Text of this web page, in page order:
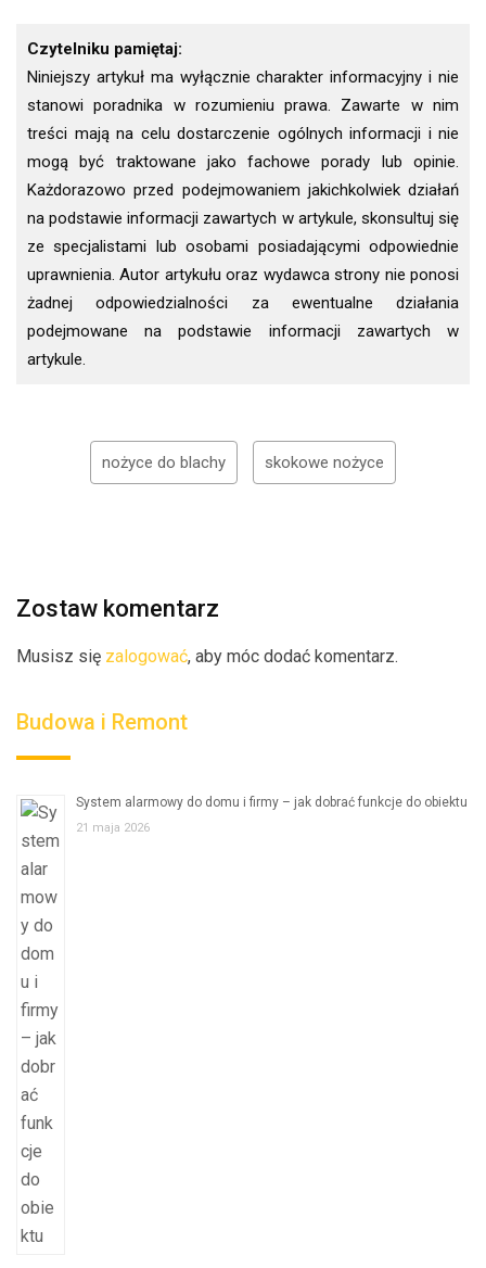
Czytelniku pamiętaj:
Niniejszy artykuł ma wyłącznie charakter informacyjny i nie
stanowi poradnika w rozumieniu prawa. Zawarte w nim
treści mają na celu dostarczenie ogólnych informacji i nie
mogą być traktowane jako fachowe porady lub opinie.
Każdorazowo przed podejmowaniem jakichkolwiek działań
na podstawie informacji zawartych w artykule, skonsultuj się
ze specjalistami lub osobami posiadającymi odpowiednie
uprawnienia. Autor artykułu oraz wydawca strony nie ponosi
żadnej odpowiedzialności za ewentualne działania
podejmowane na podstawie informacji zawartych w
artykule.
nożyce do blachy skokowe nożyce
Zostaw komentarz
Musisz się zalogować, aby móc dodać komentarz.
Budowa i Remont
System alarmowy do domu i firmy – jak dobrać funkcje do obiektu
21 maja 2026